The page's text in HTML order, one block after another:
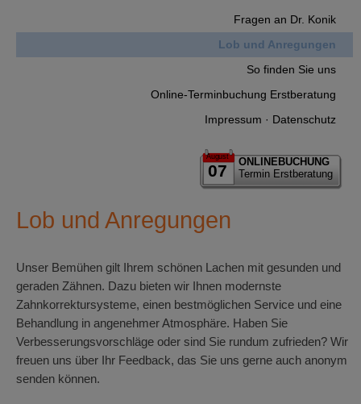
Fragen an Dr. Konik
Lob und Anregungen
So finden Sie uns
Online-Terminbuchung Erstberatung
Impressum · Datenschutz
August
07
ONLINEBUCHUNG
Termin Erstberatung
Lob und Anregungen
Unser Bemühen gilt Ihrem schönen Lachen mit gesunden und
geraden Zähnen. Dazu bieten wir Ihnen modernste
Zahnkorrektursysteme, einen bestmöglichen Service und eine
Behandlung in angenehmer Atmosphäre. Haben Sie
Verbesserungsvorschläge oder sind Sie rundum zufrieden? Wir
freuen uns über Ihr Feedback, das Sie uns gerne auch anonym
senden können.